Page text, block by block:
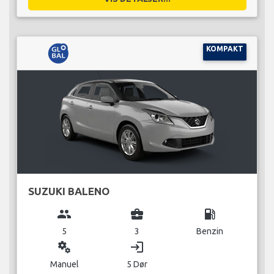
KOMPAKT
SUZUKI BALENO
group
5
business_center
3
local_gas_station
Benzin
miscellaneous_services
Manuel
login
5 Dør